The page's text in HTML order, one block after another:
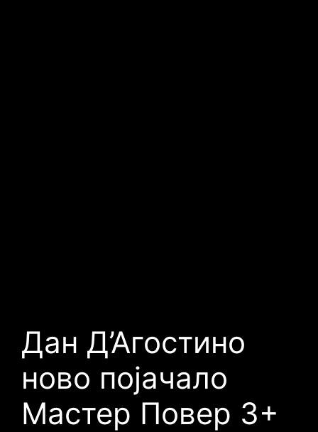
Дан Д’Агостино
ново појачало
Мастер Повер 3+